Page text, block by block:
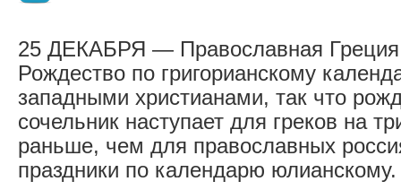
25 ДЕКАБРЯ — Православная Греция
Рождество по григорианскому
западными христианами, так что
сочельник наступает для греков на
раньше, чем для православных
праздники по календарю юлианскому.